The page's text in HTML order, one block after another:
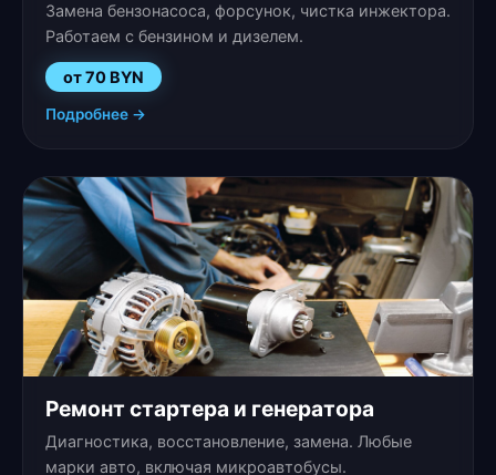
Замена бензонасоса, форсунок, чистка инжектора.
Работаем с бензином и дизелем.
от 70 BYN
Подробнее →
Ремонт стартера и генератора
Диагностика, восстановление, замена. Любые
марки авто, включая микроавтобусы.